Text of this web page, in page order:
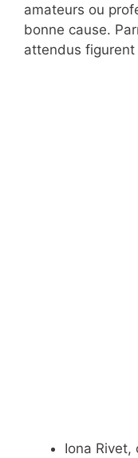
amateurs ou
bonne cause.
attendus figurent
Iona Rivet,